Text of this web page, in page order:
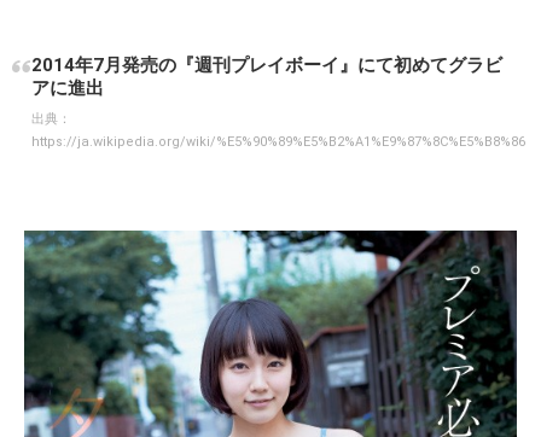
2014年7月発売の『週刊プレイボーイ』にて初めてグラビ
アに進出
出典：
https://ja.wikipedia.org/wiki/%E5%90%89%E5%B2%A1%E9%87%8C%E5%B8%86